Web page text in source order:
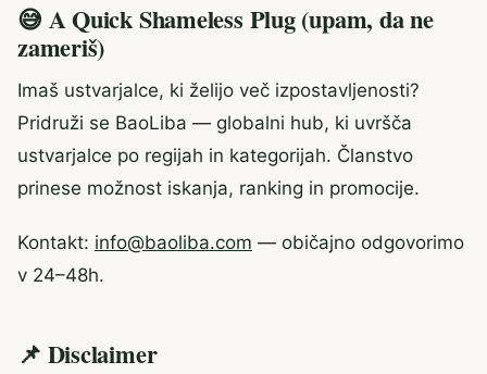
😅 A Quick Shameless Plug (upam, da ne
zameriš)
Imaš ustvarjalce, ki želijo več izpostavljenosti?
Pridruži se BaoLiba — globalni hub, ki uvršča
ustvarjalce po regijah in kategorijah. Članstvo
prinese možnost iskanja, ranking in promocije.
Kontakt: info@baoliba.com — običajno odgovorimo
v 24–48h.
📌 Disclaimer